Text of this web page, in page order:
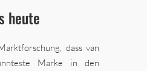
heute
dass van
Marke in den